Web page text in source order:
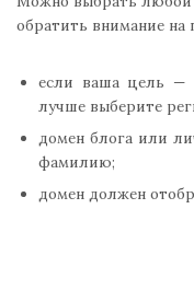
обратить внимание на
если ваша цель —
лучше выберите
домен блога или
фамилию;
домен должен